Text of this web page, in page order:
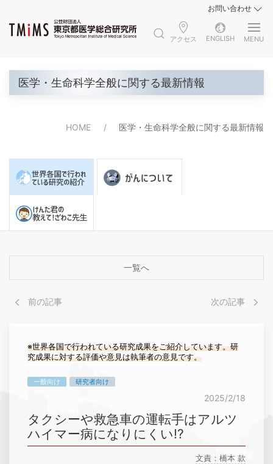
お問い合わせ
アクセス ENGLISH MENU
医学・生命科学全般に関する最新情報
HOME 医学・生命科学全般に関する最新情報
一覧へ
前の記事 次の記事
※世界各国で行われている研究成果をご紹介しています。研
究成果に対する評価や意見は執筆者の意見です。
一般向け 研究者向け
2025/2/18
タクシーや救急車の運転手はアルツ
ハイマー病になりにくい!?
文責：橋本 款